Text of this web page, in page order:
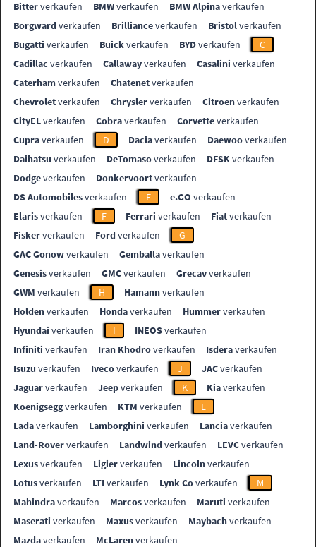
Bitterverkaufen BMWverkaufen BMW Alpinaverkaufen
Borgwardverkaufen Brillianceverkaufen Bristolverkaufen
Bugatti verkaufen Buickverkaufen BYDverkaufen
C
Cadillac verkaufen Callawayverkaufen Casalini verkaufen
Caterhamverkaufen Chatenetverkaufen
Chevroletverkaufen Chryslerverkaufen Citroenverkaufen
CityELverkaufen Cobraverkaufen Corvetteverkaufen
Cupraverkaufen D Daciaverkaufen Daewooverkaufen
Daihatsu verkaufen DeTomasoverkaufen DFSKverkaufen
Dodgeverkaufen Donkervoortverkaufen
DS Automobilesverkaufen E e.GO verkaufen
Elarisverkaufen F Ferrari verkaufen Fiatverkaufen
Fiskerverkaufen Fordverkaufen
G
GAC Gonowverkaufen Gemballaverkaufen
Genesisverkaufen GMCverkaufen Grecavverkaufen
GWM verkaufen H Hamannverkaufen
Holdenverkaufen Hondaverkaufen Hummerverkaufen
Hyundai verkaufen I INEOSverkaufen
Infiniti verkaufen Iran Khodroverkaufen Isderaverkaufen
Isuzu verkaufen Ivecoverkaufen J JACverkaufen
Jaguarverkaufen Jeepverkaufen K Kiaverkaufen
Koenigseggverkaufen KTM verkaufen
L
Ladaverkaufen Lamborghini verkaufen Lanciaverkaufen
Land-Roververkaufen Landwindverkaufen LEVCverkaufen
Lexusverkaufen Ligierverkaufen Lincolnverkaufen
Lotusverkaufen LTIverkaufen Lynk Coverkaufen
M
Mahindraverkaufen Marcosverkaufen Maruti verkaufen
Maserati verkaufen Maxusverkaufen Maybachverkaufen
Mazdaverkaufen McLarenverkaufen